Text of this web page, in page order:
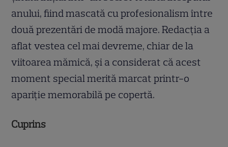
anului, fiind mascată cu profesionalism între
două prezentări de modă majore. Redacția a
aflat vestea cel mai devreme, chiar de la
viitoarea mămică, și a considerat că acest
moment special merită marcat printr-o
apariție memorabilă pe copertă.
Cuprins